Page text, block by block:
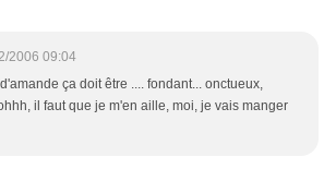
2006 09:04
ça doit être .... fondant... onctueux,
il faut que je m'en aille, moi, je vais manger